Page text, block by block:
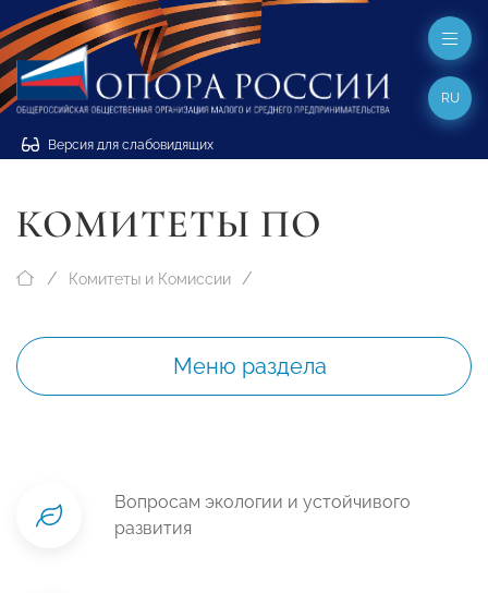
Версия для слабовидящих
RU
КОМИТЕТЫ ПО
Комитеты и Комиссии
Меню раздела
Вопросам экологии и устойчивого
развития